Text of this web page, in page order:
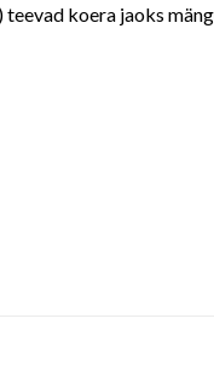
koera jaoks